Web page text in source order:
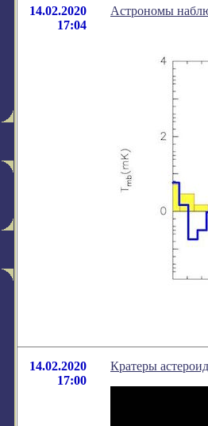
14.02.2020
17:04
Астрономы
14.02.2020
17:00
Кратеры